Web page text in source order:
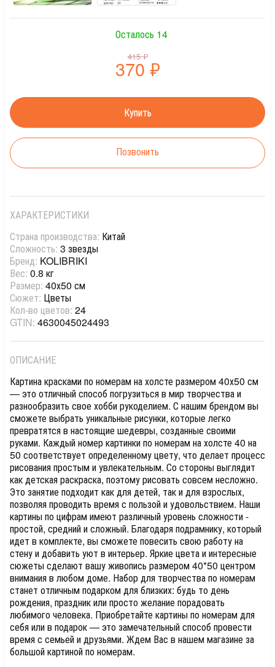
Осталось 14
415₽
370 ₽
Позвонить
ХАРАКТЕРИСТИКИ
Страна производства: Китай
Сложность: 3 звезды
Бренд: KOLIBRIKI
Вес: 0.8 кг
Размер: 40х50 см
Сюжет: Цветы
Кол-во цветов: 24
GTIN: 4630045024493
ОПИСАНИЕ
Картина красками по номерам на холсте размером 40х50 см
— это отличный способ погрузиться в мир творчества и
разнообразить свое хобби рукоделием. С нашим брендом вы
сможете выбрать уникальные рисунки, которые легко
превратятся в настоящие шедевры, созданные своими
руками. Каждый номер картинки по номерам на холсте 40 на
50 соответствует определенному цвету, что делает процесс
рисования простым и увлекательным. Со стороны выглядит
как детская раскраска, поэтому рисовать совсем несложно.
Это занятие подходит как для детей, так и для взрослых,
позволяя проводить время с пользой и удовольствием. Наши
картины по цифрам имеют различный уровень сложности -
простой, средний и сложный. Благодаря подрамнику, который
идет в комплекте, вы сможете повесить свою работу на
стену и добавить уют в интерьер. Яркие цвета и интересные
сюжеты сделают вашу живопись размером 40*50 центром
внимания в любом доме. Набор для творчества по номерам
станет отличным подарком для близких: будь то день
рождения, праздник или просто желание порадовать
любимого человека. Приобретайте картины по номерам для
себя или в подарок — это замечательный способ провести
время с семьей и друзьями. Ждем Вас в нашем магазине за
большой картиной по номерам.